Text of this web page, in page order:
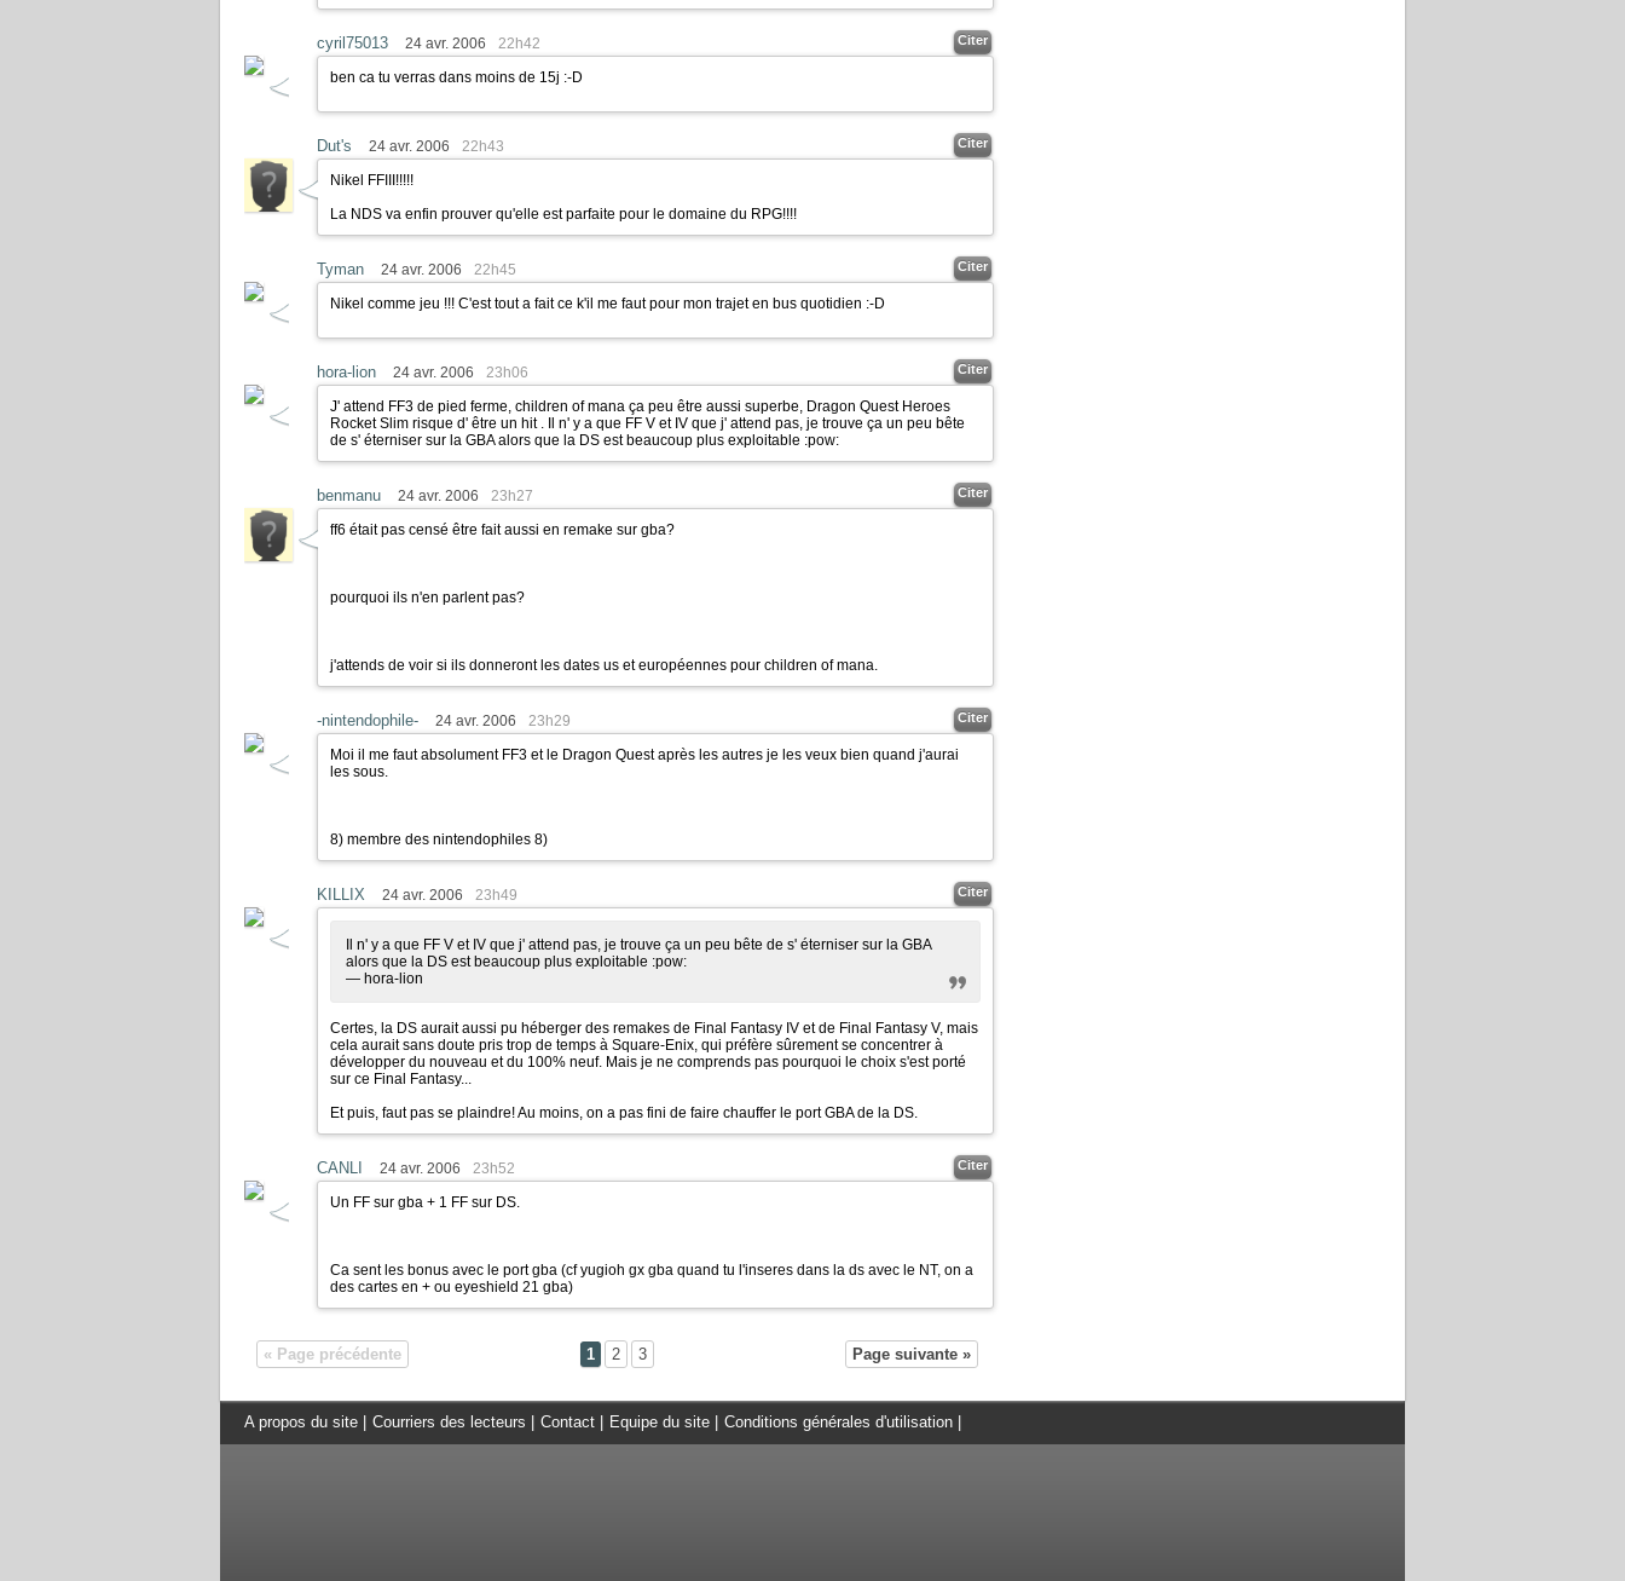
cyril75013 24 avr. 2006 22h42 Citer
ben ca tu verras dans moins de 15j :-D
Dut's 24 avr. 2006 22h43 Citer
Nikel FFIII!!!!!
La NDS va enfin prouver qu'elle est parfaite pour le domaine du RPG!!!!
Tyman 24 avr. 2006 22h45 Citer
Nikel comme jeu !!! C'est tout a fait ce k'il me faut pour mon trajet en bus quotidien :-D
hora-lion 24 avr. 2006 23h06 Citer
J' attend FF3 de pied ferme, children of mana ça peu être aussi superbe, Dragon Quest Heroes
Rocket Slim risque d' être un hit . Il n' y a que FF V et IV que j' attend pas, je trouve ça un peu bête
de s' éterniser sur la GBA alors que la DS est beaucoup plus exploitable :pow:
benmanu 24 avr. 2006 23h27 Citer
ff6 était pas censé être fait aussi en remake sur gba?
pourquoi ils n'en parlent pas?
j'attends de voir si ils donneront les dates us et européennes pour children of mana.
-nintendophile- 24 avr. 2006 23h29 Citer
Moi il me faut absolument FF3 et le Dragon Quest après les autres je les veux bien quand j'aurai
les sous.
8) membre des nintendophiles 8)
KILLIX 24 avr. 2006 23h49 Citer
Il n' y a que FF V et IV que j' attend pas, je trouve ça un peu bête de s' éterniser sur la GBA
alors que la DS est beaucoup plus exploitable :pow:
— hora-lion
Certes, la DS aurait aussi pu héberger des remakes de Final Fantasy IV et de Final Fantasy V, mais
cela aurait sans doute pris trop de temps à Square-Enix, qui préfère sûrement se concentrer à
développer du nouveau et du 100% neuf. Mais je ne comprends pas pourquoi le choix s'est porté
sur ce Final Fantasy...
Et puis, faut pas se plaindre! Au moins, on a pas fini de faire chauffer le port GBA de la DS.
CANLI 24 avr. 2006 23h52 Citer
Un FF sur gba + 1 FF sur DS.
Ca sent les bonus avec le port gba (cf yugioh gx gba quand tu l'inseres dans la ds avec le NT, on a
des cartes en + ou eyeshield 21 gba)
« Page précédente 1 2 3 Page suivante »
A propos du site Courriers des lecteurs Contact Equipe du site Conditions générales d'utilisation